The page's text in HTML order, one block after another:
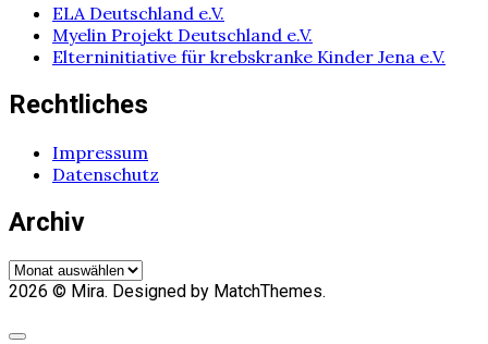
ELA Deutschland e.V.
Myelin Projekt Deutschland e.V.
Elterninitiative für krebskranke Kinder Jena e.V.
Rechtliches
Impressum
Datenschutz
Archiv
Archiv
2026 © Mira. Designed by MatchThemes.